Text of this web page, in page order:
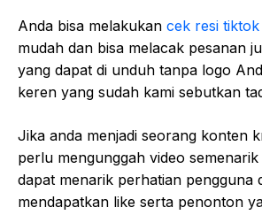
Anda bisa melakukan cek resi
mudah dan bisa melacak pesanan
yang dapat di unduh tanpa logo
keren yang sudah kami sebutkan
Jika anda menjadi seorang konten
perlu mengunggah video
dapat menarik perhatian pengguna
mendapatkan like serta penonton